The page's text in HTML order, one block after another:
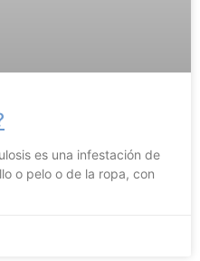
es una infestación de
o pelo o de la ropa, con